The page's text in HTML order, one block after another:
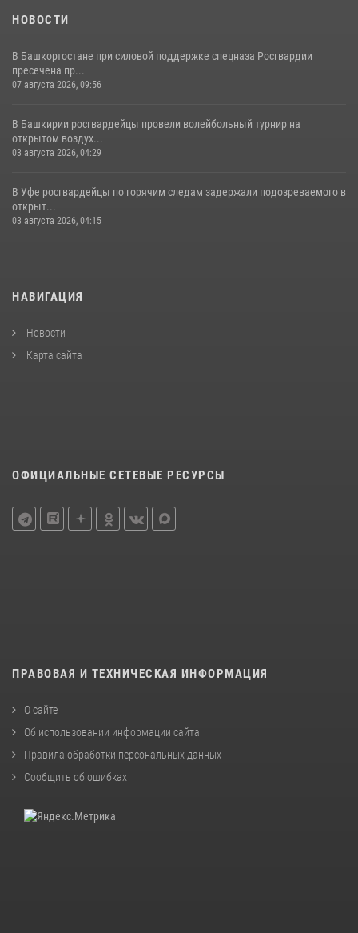
НОВОСТИ
В Башкортостане при силовой поддержке спецназа Росгвардии
пресечена пр...
07 августа 2026, 09:56
В Башкирии росгвардейцы провели волейбольный турнир на
открытом воздух...
03 августа 2026, 04:29
В Уфе росгвардейцы по горячим следам задержали подозреваемого в
открыт...
03 августа 2026, 04:15
НАВИГАЦИЯ
Новости
Карта сайта
ОФИЦИАЛЬНЫЕ СЕТЕВЫЕ РЕСУРСЫ
ПРАВОВАЯ И ТЕХНИЧЕСКАЯ ИНФОРМАЦИЯ
О сайте
Об использовании информации сайта
Правила обработки персональных данных
Сообщить об ошибках